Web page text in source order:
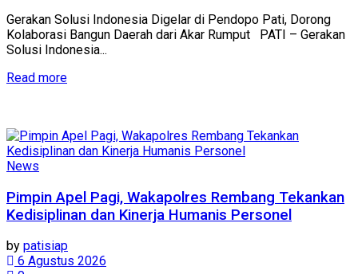
Gerakan Solusi Indonesia Digelar di Pendopo Pati, Dorong
Kolaborasi Bangun Daerah dari Akar Rumput PATI – Gerakan
Solusi Indonesia...
Read moreDetails
News
Pimpin Apel Pagi, Wakapolres Rembang Tekankan
Kedisiplinan dan Kinerja Humanis Personel
by patisiap
6 Agustus 2026